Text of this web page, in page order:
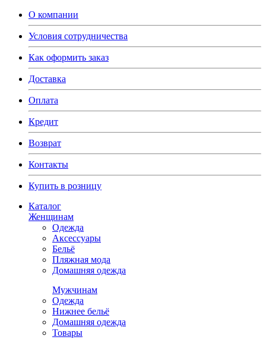
О компании
Условия сотрудничества
Как оформить заказ
Доставка
Оплата
Кредит
Возврат
Контакты
Купить в розницу
Каталог
Женщинам
Одежда
Аксессуары
Бельё
Пляжная мода
Домашняя одежда
Мужчинам
Одежда
Нижнее бельё
Домашняя одежда
Товары